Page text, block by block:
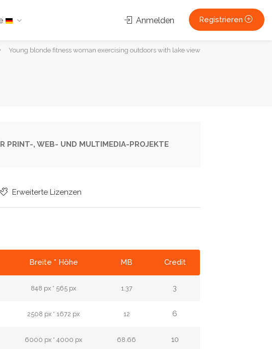
Anmelden Registrieren
Young blonde fitness woman exercising outdoors with lake view
PRINT-, WEB- UND MULTIMEDIA-PROJEKTE
Erweiterte Lizenzen
Breite * Höhe MB Credit
848 px * 565 px 1.37 3
2508 px * 1672 px 12 6
6000 px * 4000 px 68.66 10